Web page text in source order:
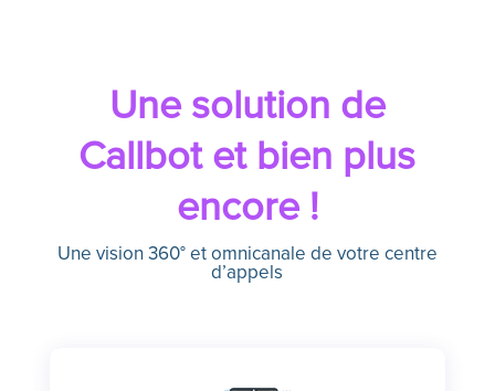
Une solution de
Callbotet bien plus
encore !
Une vision 360° et omnicanale de votre centre
d’appels